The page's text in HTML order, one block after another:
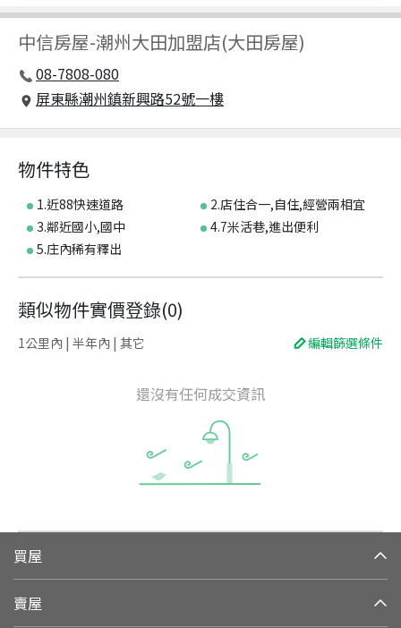
中信房屋-潮州大田加盟店(大田房屋)
08-7808-080
屏東縣潮州鎮新興路52號一樓
物件特色
1.近88快速道路
2.店住合一,自住,經營兩相宜
3.鄰近國小,國中
4.7米活巷,進出便利
5.庄內稀有釋出
類似物件實價登錄(0)
1公里內 | 半年內 | 其它 編輯篩選條件
還沒有任何成交資訊
買屋
賣屋